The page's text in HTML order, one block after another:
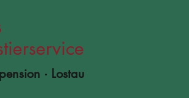
· Lostau